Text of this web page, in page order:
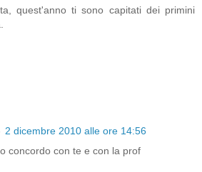
quest'anno ti sono capitati dei primini
2 dicembre 2010 alle ore 14:56
concordo con te e con la prof